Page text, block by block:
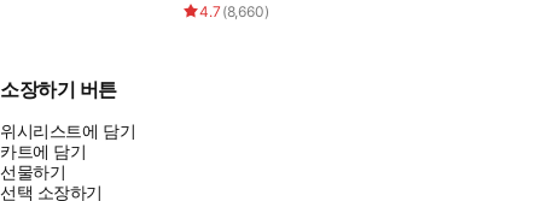
4.7 (8,660)
소장하기 버튼
위시리스트에 담기
카트에 담기
선물하기
선택 소장하기